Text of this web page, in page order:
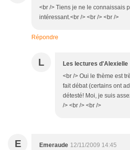
<br /> Tiens je ne le connaissais
intéressant.<br /> <br /> <br />
Répondre
L Les lectures d'Alexielle
<br /> Oui le thème est
fait débat (certains ont
détesté! Moi, je suis
/> <br /> <br />
E Emeraude 12/11/2009 14:45